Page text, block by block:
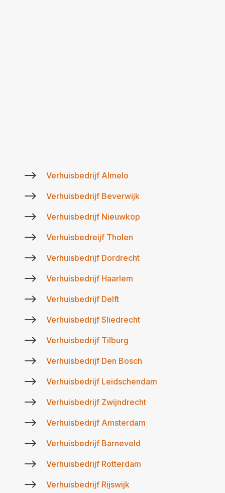
$ Verhuisbedrijf Almelo
$ Verhuisbedrijf Beverwijk
$ Verhuisbedrijf Nieuwkop
$ Verhuisbedreijf Tholen
$ Verhuisbedrijf Dordrecht
$ Verhuisbedrijf Haarlem
$ Verhuisbedrijf Delft
$ Verhuisbedrijf Sliedrecht
$ Verhuisbedrijf Tilburg
$ Verhuisbedrijf Den Bosch
$ Verhuisbedrijf Leidschendam
$ Verhuisbedrijf Zwijndrecht
$ Verhuisbedrijf Amsterdam
$ Verhuisbedrijf Barneveld
$ Verhuisbedrijf Rotterdam
$ Verhuisbedrijf Rijswijk